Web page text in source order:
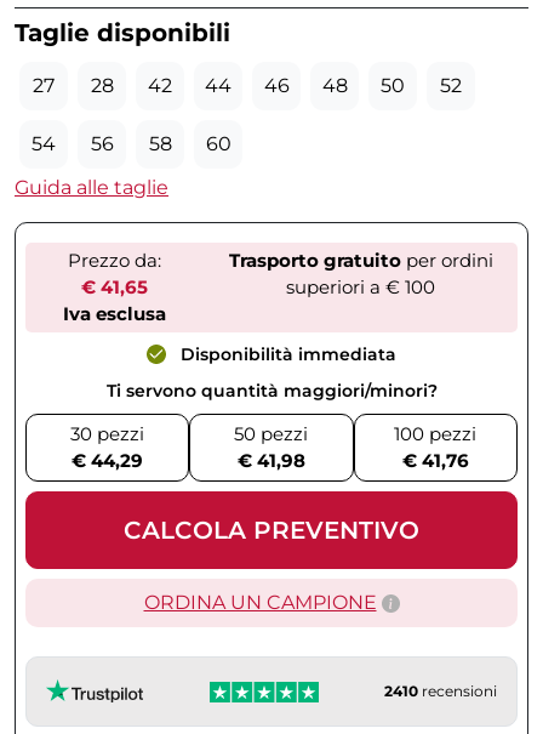
Taglie disponibili
27 28 42 44 46 48 50 52
54 56 58
60
Guida alle taglie
Prezzo da:
€ 41,65
Iva esclusa
Trasporto gratuitoper ordini
superiori a € 100
Disponibilità immediata
Ti servono quantità maggiori/minori?
30 pezzi
€ 44,29
50 pezzi
€ 41,98
100 pezzi
€ 41,76
CALCOLA PREVENTIVO
ORDINA UN CAMPIONE
2410 recensioni